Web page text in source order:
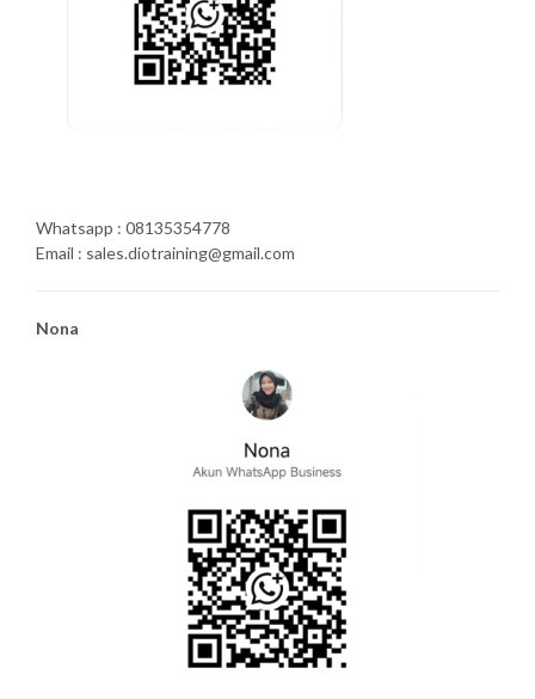
Whatsapp : 08135354778
Email : sales.diotraining@gmail.com
Nona